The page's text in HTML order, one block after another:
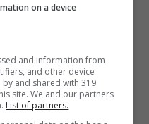
italiani meno 20 miliardi in
basso sono infatti
da questa
on a device
and information from
and other device
and shared with 319
site. We and our partners
List of partners.